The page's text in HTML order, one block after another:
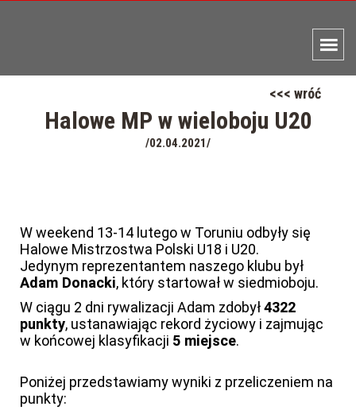
<<< wróć
Halowe MP w wieloboju U20
/02.04.2021/
W weekend 13-14 lutego w Toruniu odbyły się
Halowe Mistrzostwa Polski U18 i U20.
Jedynym reprezentantem naszego klubu był
Adam Donacki, który startował w siedmioboju.
W ciągu 2 dni rywalizacji Adam zdobył4322
punkty, ustanawiając rekord życiowy i zajmując
w końcowej klasyfikacji 5 miejsce.
Poniżej przedstawiamy wyniki z przeliczeniem na
punkty: